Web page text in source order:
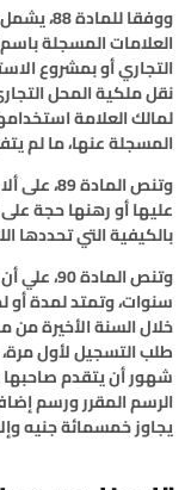
ووفقا
العلامات المسجلة باسم
التجاري أو بمشروع
نقل ملكية المحل
لمالك العلامة
المسجلة عنها، ما لم
وتنص
عليها أو رهنها حجة
بالكيفية التي تحددها
وتنص
سنوات، وتمتد لمدة
خلال السنة الأخيرة
طلب التسجيل لأول
شهور أن يتقدم صاحبها
الرسم المقرر ورسم
يجاوز خمسمائة جنيه